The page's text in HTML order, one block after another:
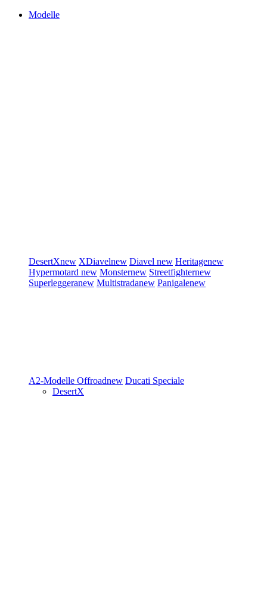
Modelle
DesertXnew XDiavelnew Diavel new Heritagenew
Hypermotard new Monsternew Streetfighternew
Superleggeranew Multistradanew Panigalenew
A2-Modelle Offroadnew Ducati Speciale
DesertX